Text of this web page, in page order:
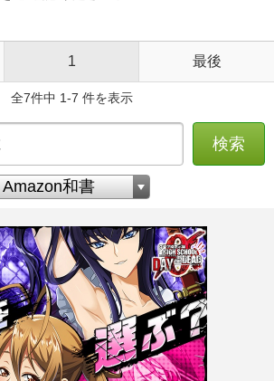
1 最後
全7件中 1-7 件を表示
検索